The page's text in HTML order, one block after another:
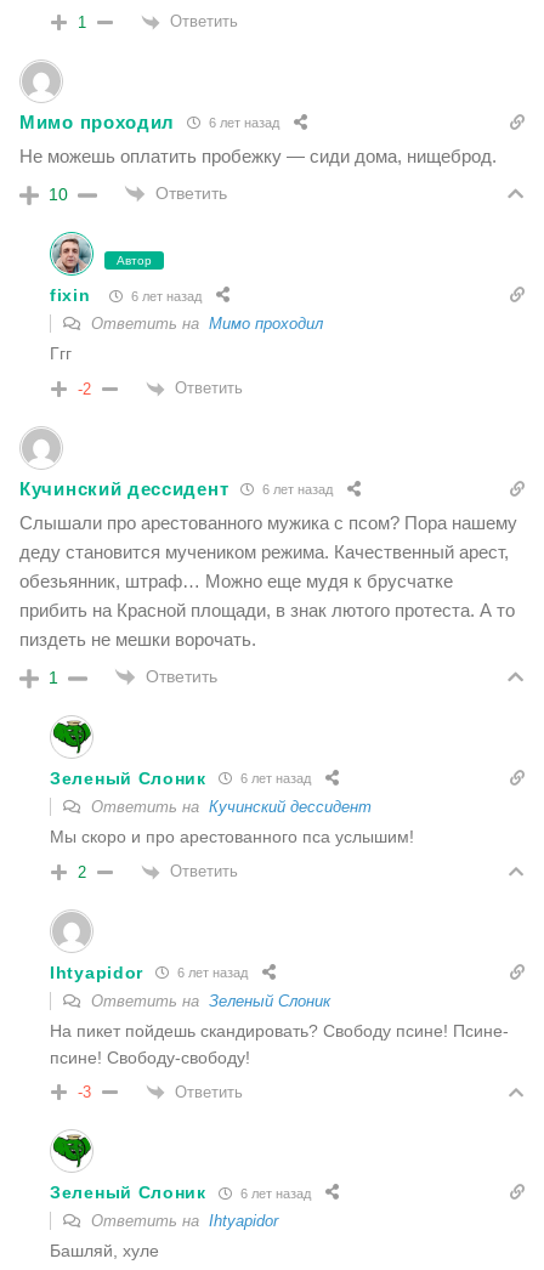
1 Ответить
Мимо проходил 6 лет назад
Не можешь оплатить пробежку — сиди дома, нищеброд.
10 Ответить
Автор
fixin 6 лет назад
Ответить на Мимо проходил
Ггг
-2 Ответить
Кучинский дессидент 6 лет назад
Слышали про арестованного мужика с псом? Пора нашему
деду становится мучеником режима. Качественный арест,
обезьянник, штраф… Можно еще мудя к брусчатке
прибить на Красной площади, в знак лютого протеста. А то
пиздеть не мешки ворочать.
1 Ответить
Зеленый Слоник 6 лет назад
Ответить на Кучинский дессидент
Мы скоро и про арестованного пса услышим!
2 Ответить
Ihtyapidor 6 лет назад
Ответить на Зеленый Слоник
На пикет пойдешь скандировать? Свободу псине! Псине-
псине! Свободу-свободу!
-3 Ответить
Зеленый Слоник 6 лет назад
Ответить на Ihtyapidor
Башляй, хуле